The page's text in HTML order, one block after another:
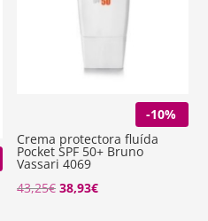
-10%
Crema protectora fluída
Pocket SPF 50+ Bruno
Vassari 4069
43,25€ El
38,93€El